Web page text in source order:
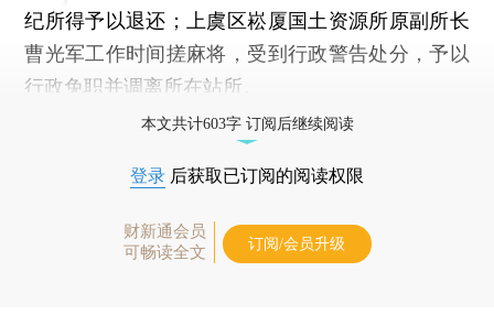
纪所得予以退还；上虞区崧厦国土资源所原副所长
曹光军工作时间搓麻将，受到行政警告处分，予以
行政免职并调离所在站所。
本文共计603字 订阅后继续阅读
登录 后获取已订阅的阅读权限
财新通会员
可畅读全文
订阅/会员升级